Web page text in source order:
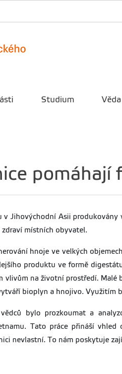
Studium
pomáhají
v Jihovýchodní Asii
místních obyvatel.
hnoje ve velkých
produktu ve formě
vlivům na životní prostředí.
bioplyn a hnojivo. Využitím
bylo prozkoumat a
Tato práce přináší
nevlastní. To nám poskytuje